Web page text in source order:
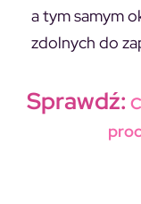
a tym samym
zdolnych do
Sprawdź: